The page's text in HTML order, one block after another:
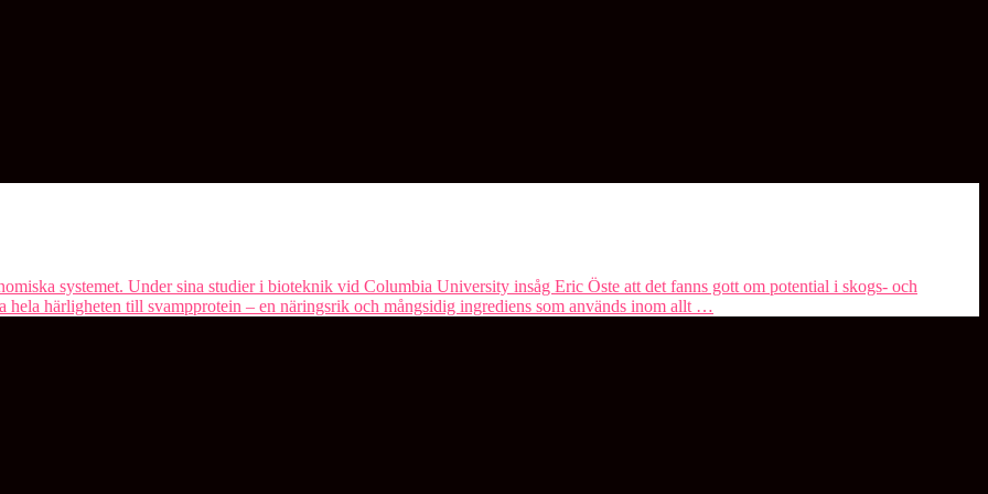
systemet. Under sina studier i bioteknik vid Columbia University insåg Eric Öste att det fanns gott om potential i skogs- och
hela härligheten till svampprotein – en näringsrik och mångsidig ingrediens som används inom allt …